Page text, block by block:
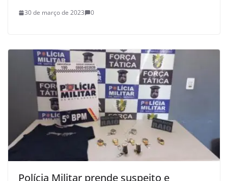
30 de março de 2023 0
Polícia Militar prende suspeito e